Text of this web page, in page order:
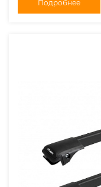
Подробнее